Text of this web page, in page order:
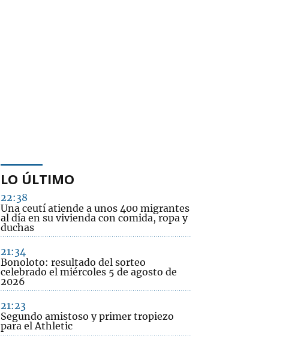
LO ÚLTIMO
22:38
Una ceutí atiende a unos 400 migrantes
al día en su vivienda con comida, ropa y
duchas
21:34
Bonoloto: resultado del sorteo
celebrado el miércoles 5 de agosto de
2026
21:23
Segundo amistoso y primer tropiezo
para el Athletic